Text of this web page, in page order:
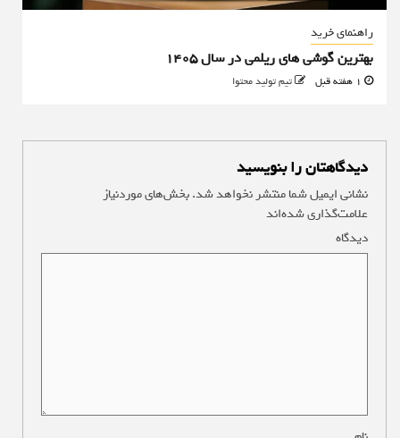
راهنمای خرید
بهترین گوشی های ریلمی در سال 1405
تیم تولید محتوا
دیدگاهتان را بنویسید
نشانی ایمیل شما منتشر نخواهد شد.بخش‌های موردنیاز
علامت‌گذاری شده‌اند
دیدگاه